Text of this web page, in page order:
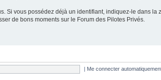
Si vous possédez déjà un identifiant, indiquez-le dans la
de bons moments sur le Forum des Pilotes Privés.
| Me connecter